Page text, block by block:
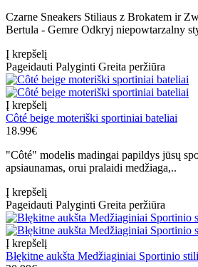
Czarne Sneakers Stiliaus z Brokatem ir
Bertula - Gemre Odkryj niepowtarzalny
Į krepšelį
Pageidauti Palyginti Greita peržiūra
Į krepšelį
Côté beige moteriški sportiniai bateliai
18.99€
"Côté" modelis madingai papildys jūsų
apsiaunamas, orui pralaidi medžiaga,..
Į krepšelį
Pageidauti Palyginti Greita peržiūra
Į krepšelį
Błękitne aukšta Medžiaginiai Sportinio